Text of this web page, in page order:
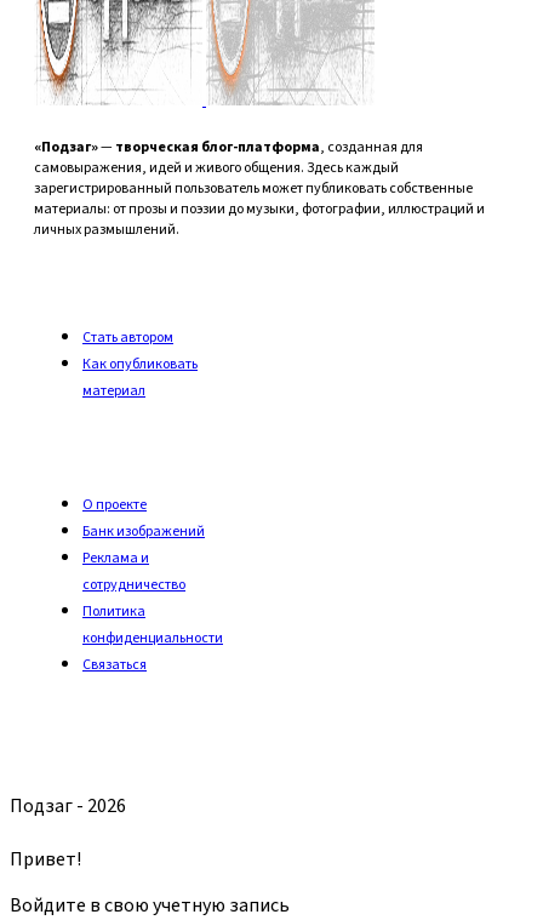
«Подзаг»— творческая блог-платформа, созданная для
самовыражения, идей и живого общения. Здесь каждый
зарегистрированный пользователь может публиковать собственные
материалы: от прозы и поэзии до музыки, фотографии, иллюстраций и
личных размышлений.
Стать автором
Как опубликовать
материал
О проекте
Банк изображений
Реклама и
сотрудничество
Политика
конфиденциальности
Связаться
Подзаг - 2026
Привет!
Войдите в свою учетную запись